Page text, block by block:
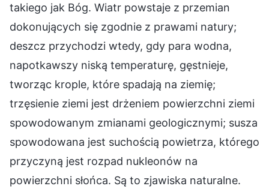
takiego jak Bóg. Wiatr powstaje z przemian
dokonujących się zgodnie z prawami natury;
deszcz przychodzi wtedy, gdy para wodna,
napotkawszy niską temperaturę, gęstnieje,
tworząc krople, które spadają na ziemię;
trzęsienie ziemi jest drżeniem powierzchni ziemi
spowodowanym zmianami geologicznymi; susza
spowodowana jest suchością powietrza, którego
przyczyną jest rozpad nukleonów na
powierzchni słońca. Są to zjawiska naturalne.